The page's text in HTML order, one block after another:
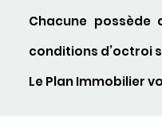
Chacune
conditions d’octroi
Le Plan Immobilier